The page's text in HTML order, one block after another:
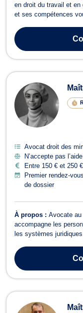
en droit du travail et
et ses compétences
Maître Camille
même professi...
Avocat droit des
N’accepte pas
Entre 150 € et 250
Premier rendez-
de dossier
À propos : Avocate au
accompagne les
les systèmes
domaines de
accompagnement des